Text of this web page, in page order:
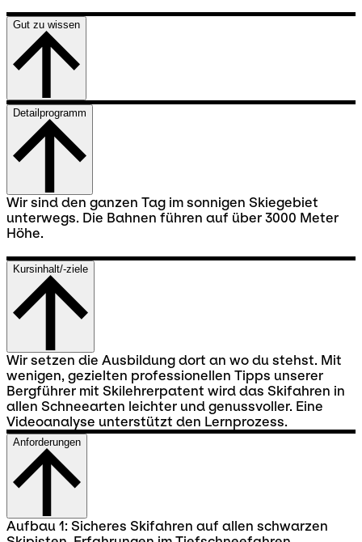
Gut zu wissen
Detailprogramm
Wir sind den ganzen Tag im sonnigen Skiegebiet
unterwegs. Die Bahnen führen auf über 3000 Meter
Höhe.
Kursinhalt/-ziele
Wir setzen die Ausbildung dort an wo du stehst. Mit
wenigen, gezielten professionellen Tipps unserer
Bergführer mit Skilehrerpatent wird das Skifahren in
allen Schneearten leichter und genussvoller. Eine
Videoanalyse unterstützt den Lernprozess.
Anforderungen
Aufbau 1: Sicheres Skifahren auf allen schwarzen